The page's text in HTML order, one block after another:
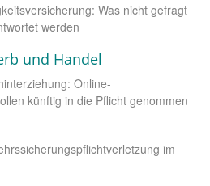
Was nicht gefragt
werden
und Handel
Online-
künftig in die Pflicht genommen
im